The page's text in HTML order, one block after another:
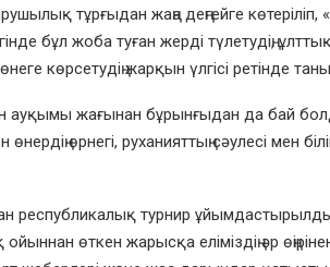
тұрғыдан жаңа деңгейге көтеріліп,
бұл жоба туған жерді түлетудің,
көрсетудің жарқын үлгісі ретінде
ауқымы жағынан бұрынғыдан да бай
өрнегі, руханияттың сәулесі мен
республикалық турнир
өткен жарысқа еліміздің әр